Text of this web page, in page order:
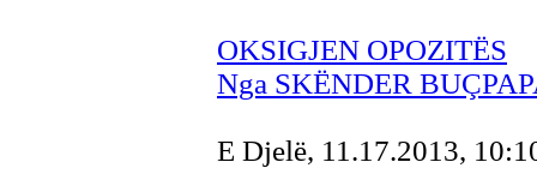
OKSIGJEN OPOZITËS
Nga SKËNDER
E Djelë, 11.17.2013,